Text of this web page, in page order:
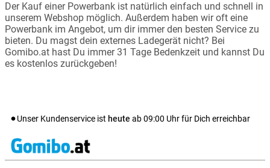
Der Kauf einer Powerbank ist natürlich einfach und schnell in
unserem Webshop möglich. Außerdem haben wir oft eine
Powerbank im Angebot, um dir immer den besten Service zu
bieten. Du magst dein externes Ladegerät nicht? Bei
Gomibo.at hast Du immer 31 Tage Bedenkzeit und kannst Du
es kostenlos zurückgeben!
Unser Kundenservice ist heute ab09:00 Uhr für Dich erreichbar